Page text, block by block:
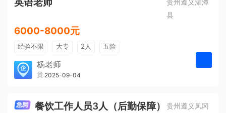
县
6000-8000元
经验不限 大专 2人
五险
带薪年假
年终奖
免费培训
包住宿
杨老师
贵州大美前程文化发展有限公司
2025-09-04
餐饮工作人员3人（后勤保障）
贵州遵义凤冈